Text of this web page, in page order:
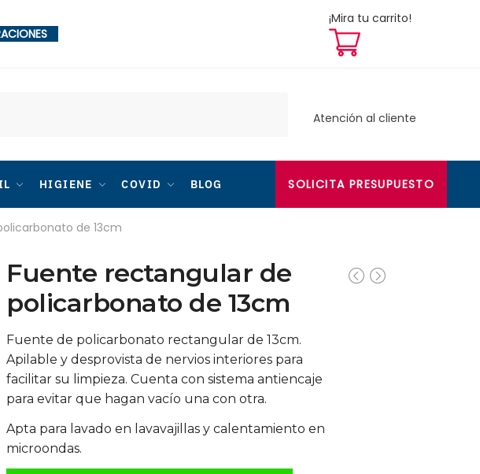
¡Mira tu carrito!
Atención al cliente
HIGIENE COVID BLOG SOLICITA PRESUPUESTO
de 13cm
Fuente rectangular de
policarbonato de 13cm
Fuente de policarbonato rectangular de 13cm.
Apilable y desprovista de nervios interiores para
facilitar su limpieza. Cuenta con sistema antiencaje
para evitar que hagan vacío una con otra.
Apta para lavado en lavavajillas y calentamiento en
microondas.